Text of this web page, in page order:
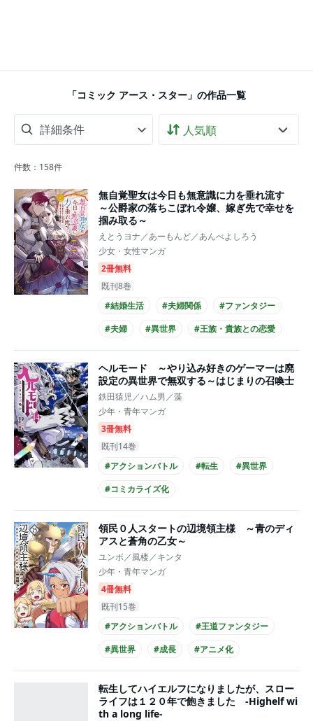
「コミック アース・スター」の作品一覧
詳細条件
件数： 158件
無自覚聖女は今日も無意識に力を垂れ流す
～公爵家の落ちこぼれ令嬢、嫁ぎ先で幸せを
掴み取る～
えとうヨナ／あーもんど／あんべよしろう
少女・女性マンガ
2冊無料
既刊8巻
#結婚生活
#夫婦関係
#ファンタジー
#夫婦
#異世界
#王族・貴族との恋愛
#爽やかイケメン
#主人公が10代女性
#コミカライズ化
ヘルモード ～やり込み好きのゲーマーは廃
設定の異世界で無双する～はじまりの召喚士
鉄田猿児／ハム男／藻
少年・青年マンガ
3冊無料
既刊14巻
#アクションバトル
#転生
#異世界
#コミカライズ化
領民０人スタートの辺境領主様 ～青のディ
アスと蒼角の乙女～
ユンボ／風楼／キンタ
少年・青年マンガ
4冊無料
既刊15巻
#アクションバトル
#王道ファンタジー
#異世界
#成長 #アニメ化
転生してハイエルフになりましたが、スロー
ライフは１２０年で飽きました -Highelf wi
th a long life-